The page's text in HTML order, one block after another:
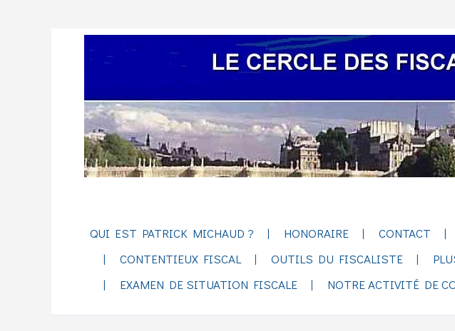
QUI EST PATRICK MICHAUD ? HONORAIRE CONTACT
CONTENTIEUX FISCAL
OUTILS DU FISCALISTE
EXAMEN DE SITUATION FISCALE
NOTRE ACTIVITÉ DE